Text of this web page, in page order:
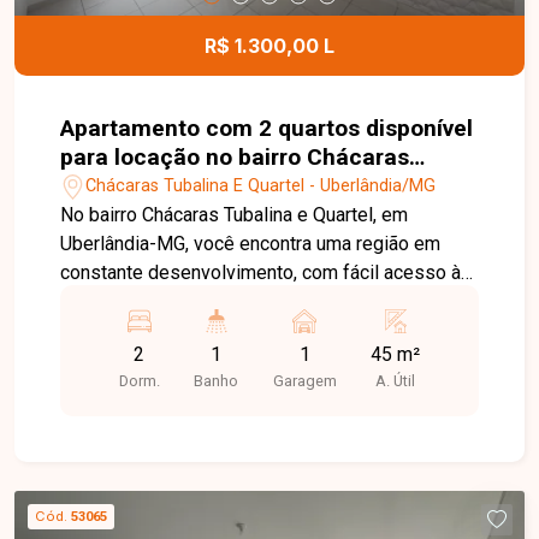
visita para conhecer esta excelente oportunidade
R$ 1.300,00 L
Apartamento com 2 quartos disponível
para locação no bairro Chácaras
Tubalina E Quartel em Uberlândia-MG
Chácaras Tubalina E Quartel - Uberlândia/MG
No bairro Chácaras Tubalina e Quartel, em
Uberlândia-MG, você encontra uma região em
constante desenvolvimento, com fácil acesso às
supermercados, escolas, farmácias e diversos
comércios, proporcionando praticidade e
qualidade de vida. Apartamento disponível para
1 vaga de garagem. Os ambientes são bem
distribuídos, oferecendo conforto e
2
Dorm.
1
Banho
1
Garagem
45 m²
A. Útil
Cód. 53065